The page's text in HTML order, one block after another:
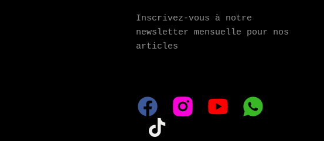
Inscrivez-vous à notre
newsletter mensuelle pour nos
articles